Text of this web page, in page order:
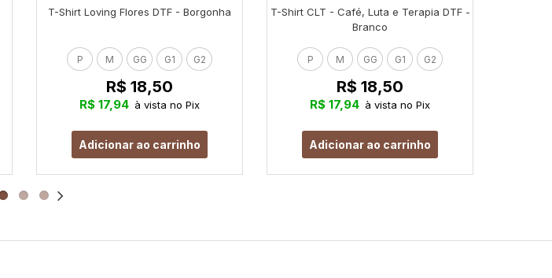
T-Shirt Loving Flores DTF - Borgonha
P M GG G1 G2
R$ 18,50
R$ 17,94 à vista no Pix
Adicionar ao carrinho
T-Shirt CLT - Café, Luta e Terapia DTF -
Branco
P M GG G1 G2
R$ 18,50
R$ 17,94 à vista no Pix
Adicionar ao carrinho